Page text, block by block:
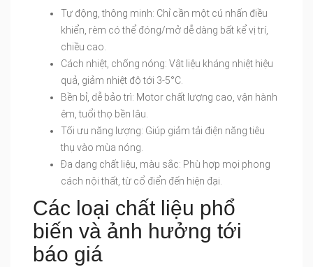
Tự động, thông minh: Chỉ cần một cú nhấn điều
khiển, rèm có thể đóng/mở dễ dàng bất kể vị trí,
chiều cao.
Cách nhiệt, chống nóng: Vật liệu kháng nhiệt hiệu
quả, giảm nhiệt độ tới 3-5°C.
Bền bỉ, dễ bảo trì: Motor chất lượng cao, vận hành
êm, tuổi thọ bền lâu.
Tối ưu năng lượng: Giúp giảm tải điện năng tiêu
thụ vào mùa nóng.
Đa dạng chất liệu, màu sắc: Phù hợp mọi phong
cách nội thất, từ cổ điển đến hiện đại.
Các loại chất liệu phổ
biến và ảnh hưởng tới
báo giá